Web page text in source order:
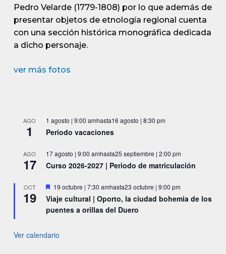
Pedro Velarde (1779-1808) por lo que además de
presentar objetos de etnología regional cuenta
con una sección histórica monográfica dedicada
a dicho personaje.
ver más fotos
AGO
1
1 agosto | 9:00 amhasta16 agosto | 8:30 pm
Periodo vacaciones
AGO
17
17 agosto | 9:00 amhasta25 septiembre | 2:00 pm
Curso 2026-2027 | Periodo de matriculación
OCT
19
Destacado
19 octubre | 7:30 amhasta23 octubre | 9:00 pm
Viaje cultural | Oporto, la ciudad bohemia de los
puentes a orillas del Duero
Ver calendario